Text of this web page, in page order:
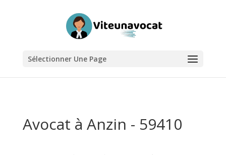
Sélectionner Une Page
Avocat à Anzin - 59410